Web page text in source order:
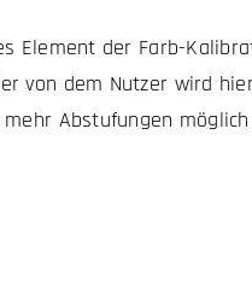
Element der Farb-
von dem Nutzer wird
mehr Abstufungen